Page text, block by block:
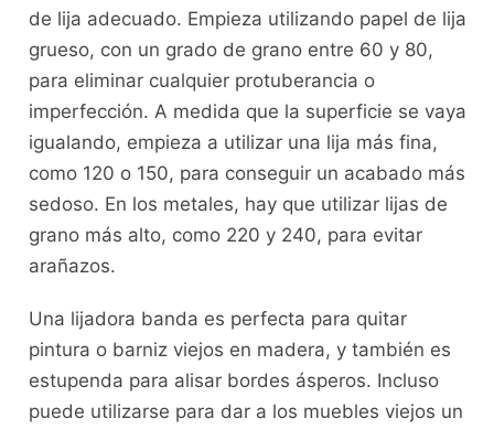
de lija adecuado. Empieza utilizando papel de lija
grueso, con un grado de grano entre 60 y 80,
para eliminar cualquier protuberancia o
imperfección. A medida que la superficie se vaya
igualando, empieza a utilizar una lija más fina,
como 120 o 150, para conseguir un acabado más
sedoso. En los metales, hay que utilizar lijas de
grano más alto, como 220 y 240, para evitar
arañazos.
Una lijadora banda es perfecta para quitar
pintura o barniz viejos en madera, y también es
estupenda para alisar bordes ásperos. Incluso
puede utilizarse para dar a los muebles viejos un